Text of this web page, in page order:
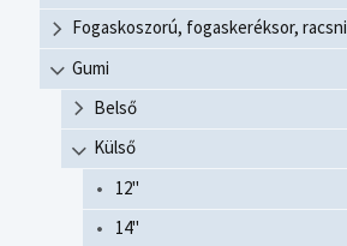
Fogaskoszorú, fogaskeréksor, racsni
Gumi
Belső
Külső
12"
14"